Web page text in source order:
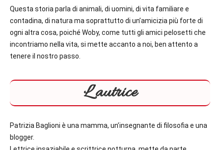
Questa storia parla di animali, di uomini, di vita familiare e
contadina, di natura ma soprattutto di un’amicizia più forte di
ogni altra cosa, poiché Woby, come tutti gli amici pelosetti che
incontriamo nella vita, si mette accanto a noi, ben attento a
tenere il nostro passo.
L’autrice
Patrizia Baglioni è una mamma, un’insegnante di filosofia e una
blogger.